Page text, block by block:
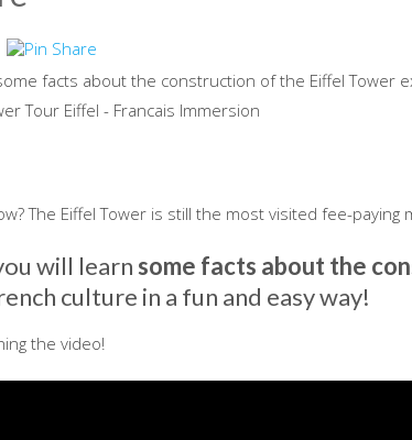
facts about the construction of the Eiffel Tower
The Eiffel Tower is still the most visited fee-
will learn some facts about the
culture in a fun and easy way!
the video!